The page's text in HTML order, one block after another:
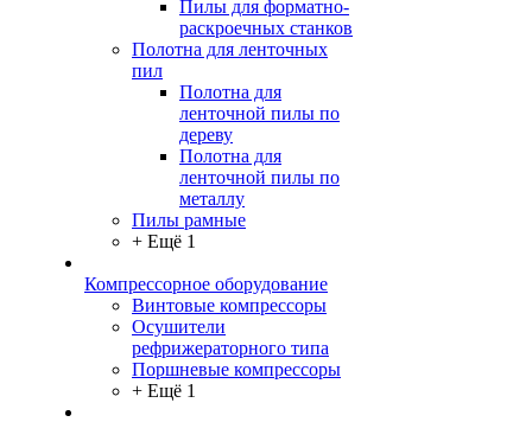
Пилы для форматно-
раскроечных станков
Полотна для ленточных
пил
Полотна для
ленточной пилы по
дереву
Полотна для
ленточной пилы по
металлу
Пилы рамные
+ Ещё 1
Компрессорное оборудование
Винтовые компрессоры
Осушители
рефрижераторного типа
Поршневые компрессоры
+ Ещё 1